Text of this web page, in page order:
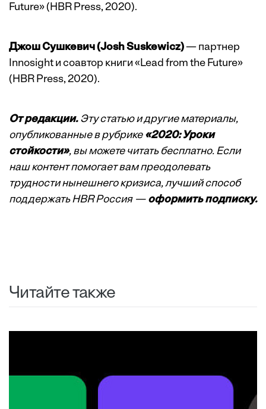
Future» (HBR Press, 2020).
Джош Сушкевич (Josh Suskewicz)— партнер
Innosight и соавтор книги «Lead from the Future»
(HBR Press, 2020).
От редакции.Эту статью и другие материалы,
опубликованные в рубрике «2020: Уроки
стойкости», вы можете читать бесплатно. Если
наш контент помогает вам преодолевать
трудности нынешнего кризиса, лучший способ
поддержать HBR Россия — оформить подписку.
Читайте также